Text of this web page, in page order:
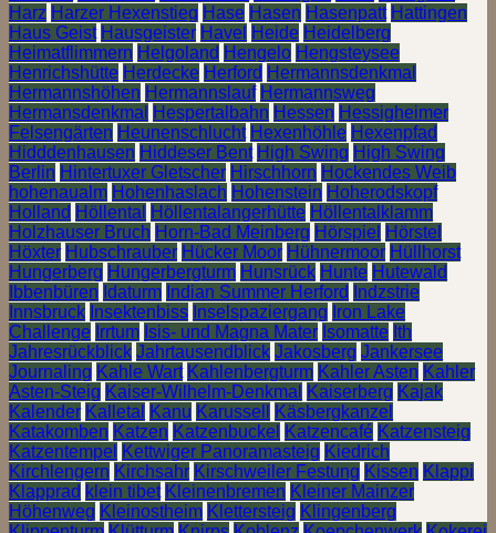
Harz Harzer Hexenstieg Hase Hasen Hasenpatt Hattingen
Haus Geist Hausgeister Havel Heide Heidelberg
Heimatflimmern Helgoland Hengelo Hengsteysee
Henrichshütte Herdecke Herford Hermannsdenkmal
Hermannshöhen Hermannslauf Hermannsweg
Hermansdenkmal
Hespertalbahn Hessen Hessigheimer
Felsengärten Heunenschlucht Hexenhöhle Hexenpfad
Hidddenhausen Hiddeser Bent High Swing High Swing
Berlin Hintertuxer Gletscher Hirschhorn Hockendes Weib
hohenaualm Hohenhaslach Hohenstein Hoherodskopf
Holland Höllental Höllentalangerhütte Höllentalklamm
Holzhauser Bruch Horn-Bad Meinberg Hörspiel Hörstel
Höxter Hubschrauber Hücker Moor Hühnermoor Hüllhorst
Hungerberg Hungerbergturm Hunsrück Hunte Hutewald
Ibbenbüren Idaturm Indian Summer Herford
Indzstrie
Innsbruck Insektenbiss Inselspaziergang Iron Lake
Challenge Irrtum Isis- und Magna Mater Isomatte Ith
Jahresrückblick Jahrtausendblick Jakosberg Jankersee
Journaling Kahle Wart Kahlenbergturm Kahler Asten Kahler
Asten-Steig Kaiser-Wilhelm-Denkmal Kaiserberg Kajak
Kalender Kalletal Kanu Karussell
Käsbergkanzel
Katakomben Katzen Katzenbuckel Katzencafé Katzensteig
Katzentempel Kettwiger Panoramasteig Kiedrich
Kirchlengern Kirchsahr Kirschweiler Festung Kissen Klappi
Klapprad klein tibet Kleinenbremen Kleiner Mainzer
Höhenweg Kleinostheim Klettersteig Klingenberg